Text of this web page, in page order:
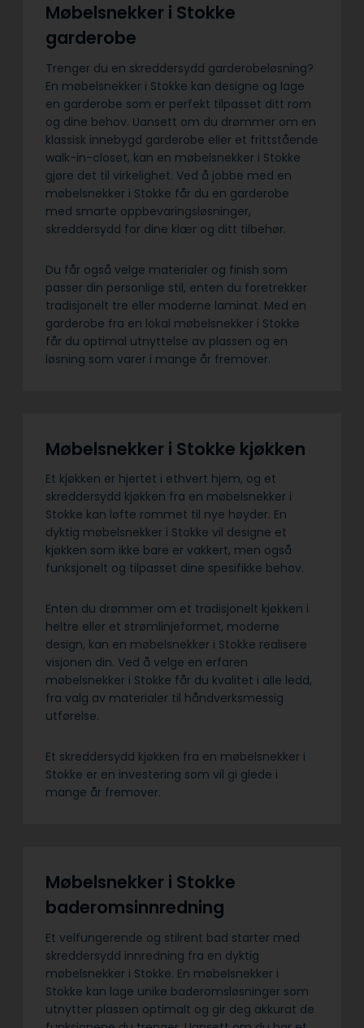
Møbelsnekker i Stokke
garderobe
Trenger du en skreddersydd garderobeløsning?
En møbelsnekker i Stokke kan designe og lage
en garderobe som er perfekt tilpasset ditt rom
og dine behov. Uansett om du drømmer om en
klassisk innebygd garderobe eller et frittstående
walk-in-closet, kan en møbelsnekker i Stokke
gjøre det til virkelighet. Ved å jobbe med en
møbelsnekker i Stokke får du en garderobe
med smarte oppbevaringsløsninger,
skreddersydd for dine klær og ditt tilbehør.
Du får også velge materialer og finish som
passer din personlige stil, enten du foretrekker
tradisjonelt tre eller moderne laminat. Med en
garderobe fra en lokal møbelsnekker i Stokke
får du optimal utnyttelse av plassen og en
løsning som varer i mange år fremover.
Møbelsnekker i Stokke kjøkken
Et kjøkken er hjertet i ethvert hjem, og et
skreddersydd kjøkken fra en møbelsnekker i
Stokke kan løfte rommet til nye høyder. En
dyktig møbelsnekker i Stokke vil designe et
kjøkken som ikke bare er vakkert, men også
funksjonelt og tilpasset dine spesifikke behov.
Enten du drømmer om et tradisjonelt kjøkken i
heltre eller et strømlinjeformet, moderne
design, kan en møbelsnekker i Stokke realisere
visjonen din. Ved å velge en erfaren
møbelsnekker i Stokke får du kvalitet i alle ledd,
fra valg av materialer til håndverksmessig
utførelse.
Et skreddersydd kjøkken fra en møbelsnekker i
Stokke er en investering som vil gi glede i
mange år fremover.
Møbelsnekker i Stokke
baderomsinnredning
Et velfungerende og stilrent bad starter med
skreddersydd innredning fra en dyktig
møbelsnekker i Stokke. En møbelsnekker i
Stokke kan lage unike baderomsløsninger som
utnytter plassen optimalt og gir deg akkurat de